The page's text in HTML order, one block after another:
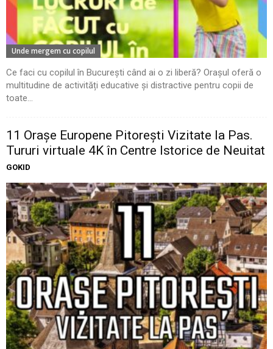
Unde mergem cu copilul
Ce faci cu copilul în București când ai o zi liberă? Orașul oferă o
multitudine de activități educative și distractive pentru copii de
toate...
11 Oraşe Europene Pitoreşti Vizitate la Pas.
Tururi virtuale 4K în Centre Istorice de Neuitat
GOKID